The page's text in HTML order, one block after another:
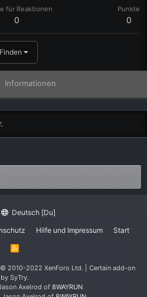
für Reaktionen
0
Punkte
0
Finden
Informationen
Deutsch [Du]
Hilfe und Impressum Start
R
© 2010-2022 XenForo Ltd.
Certain add-on
by SyTry.
Axelrod of 8WAYRUN